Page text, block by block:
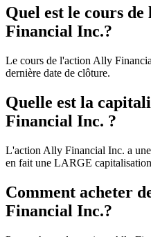
Quel est le cours
Financial Inc.?
Le cours de l'action Ally
dernière date de clôture.
Quelle est la
Financial Inc. ?
L'action Ally Financial Inc. a
en fait une LARGE
Comment acheter
Financial Inc.?